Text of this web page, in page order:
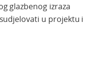
glazbenog izraza
u projektu i